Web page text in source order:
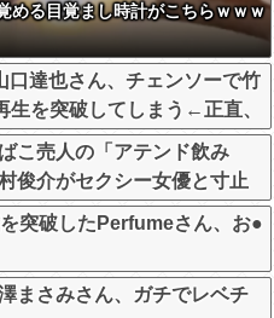
める目覚まし時計がこちらｗｗｗ
口達也さん、チェンソーで竹
生を突破してしまう←正直、
よなw w w w w w w w
こ売人の「アテンド飲み
俊介がセクシー女優と寸止
を突破したPerfumeさん、お●
まさみさん、ガチでレベチ